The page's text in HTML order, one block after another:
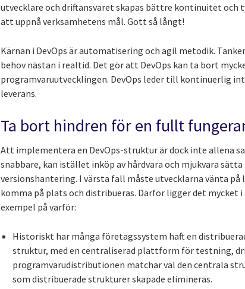
utvecklare och driftansvaret skapas bättre kontinuitet
att uppnå verksamhetens mål. Gott så långt!
Kärnan i DevOps är automatisering och agil metodik.
behov nästan i realtid. Det gör att DevOps kan ta bort
programvaruutvecklingen. DevOps leder till kontinuerlig
leverans.
Ta bort hindren för en fullt
Att implementera en DevOps-struktur är dock inte allena
snabbare, kan istället inköp av hårdvara och mjukvara
versionshantering. I värsta fall måste utvecklarna vänta
komma på plats och distribueras. Därför ligger det mycket
exempel på varför:
Historiskt har många företagssystem haft en
struktur, med en centraliserad plattform för testning,
programvarudistributionen matchar väl den centrala
som distribuerade strukturer skapade elimineras.